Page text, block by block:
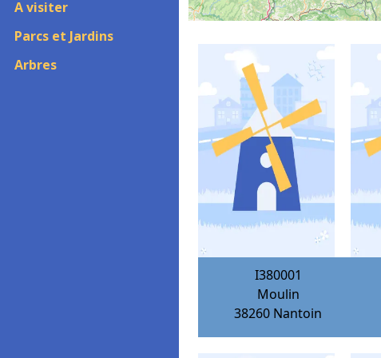
A visiter
Parcs et Jardins
Arbres
I380001
Moulin
38260 Nantoin